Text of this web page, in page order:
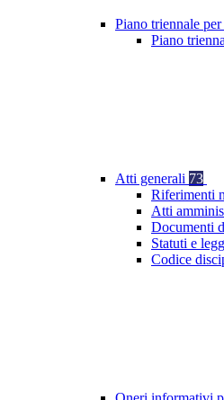
Piano triennale
Piano
Atti generali 73
Riferimenti
Atti
Documenti
Statuti e
Codice